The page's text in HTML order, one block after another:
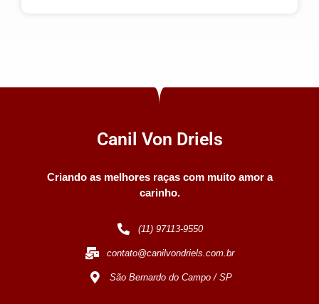
Canil Von Driels
Criando as melhores raças com muito amor a
carinho.
(11) 97113-9550
contato@canilvondriels.com.br
São Bernardo do Campo / SP